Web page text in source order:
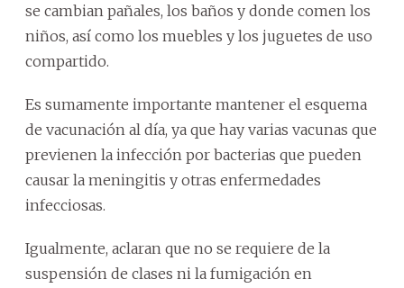
se cambian pañales, los baños y donde comen los
niños, así como los muebles y los juguetes de uso
compartido.
Es sumamente importante mantener el esquema
de vacunación al día, ya que hay varias vacunas que
previenen la infección por bacterias que pueden
causar la meningitis y otras enfermedades
infecciosas.
Igualmente, aclaran que no se requiere de la
suspensión de clases ni la fumigación en